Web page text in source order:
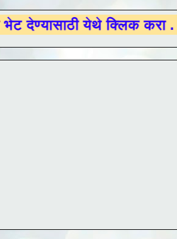
येथे क्लिक करा .